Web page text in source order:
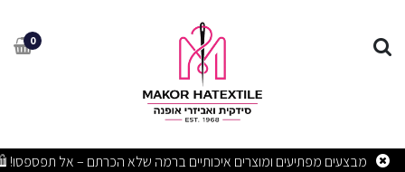
תליון דג עצמות זהב עם עין0
מבצעים מפתיעים ומוצרים איכותיים ברמה שלא הכרתם – אל